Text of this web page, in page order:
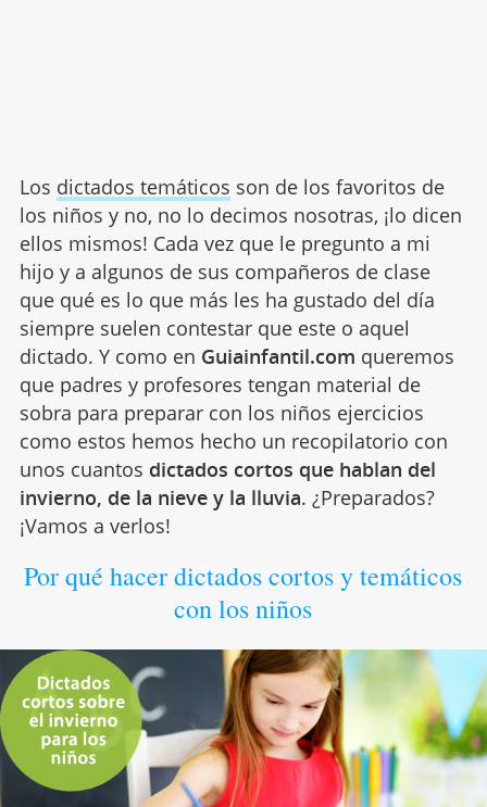
Los dictados temáticos son de los favoritos de
los niños y no, no lo decimos nosotras, ¡lo dicen
ellos mismos! Cada vez que le pregunto a mi
hijo y a algunos de sus compañeros de clase
que qué es lo que más les ha gustado del día
siempre suelen contestar que este o aquel
dictado. Y como en Guiainfantil.com queremos
que padres y profesores tengan material de
sobra para preparar con los niños ejercicios
como estos hemos hecho un recopilatorio con
unos cuantos dictados cortos que hablan del
invierno, de la nieve y la lluvia. ¿Preparados?
¡Vamos a verlos!
Por qué hacer dictados cortos y temáticos
con los niños